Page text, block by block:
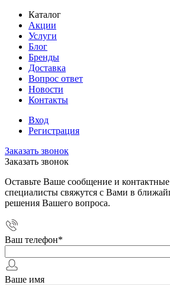
Каталог
Акции
Услуги
Блог
Бренды
Доставка
Вопрос ответ
Новости
Контакты
Вход
Регистрация
Заказать звонок
Заказать звонок
Оставьте Ваше сообщение и
специалисты свяжутся с Вами в
решения Вашего вопроса.
Ваш телефон*
Ваше имя